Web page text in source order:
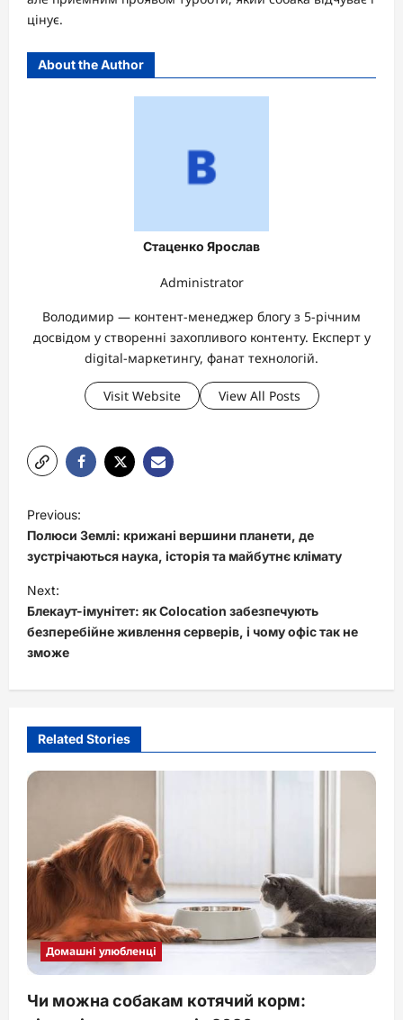
цінує.
About the Author
Стаценко Ярослав
Administrator
Володимир — контент-менеджер блогу з 5-річним
досвідом у створенні захопливого контенту. Експерт у
digital-маркетингу, фанат технологій.
Visit Website View All Posts
P
o
s
t
n
a
g
a
t
n
Previous:
Полюси Землі: крижані вершини планети, де
зустрічаються наука, історія та майбутнє клімату
Next:
Блекаут-імунітет: як Colocation забезпечують
безперебійне живлення серверів, і чому офіс так не
зможе
Related Stories
Домашні улюбленці
Чи можна собакам котячий корм: